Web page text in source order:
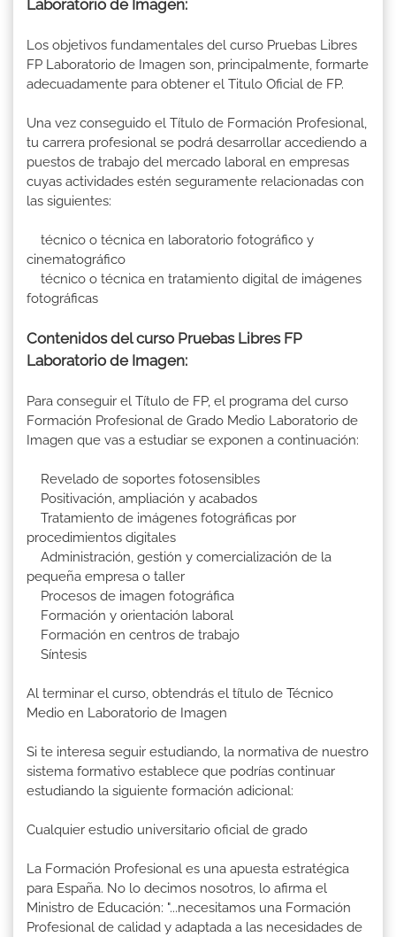
Laboratorio de Imagen:
Los objetivos fundamentales del curso Pruebas Libres
FP Laboratorio de Imagen son, principalmente, formarte
adecuadamente para obtener el Titulo Oficial de FP.
Una vez conseguido el Título de Formación Profesional,
tu carrera profesional se podrá desarrollar accediendo a
puestos de trabajo del mercado laboral en empresas
cuyas actividades estén seguramente relacionadas con
las siguientes:
técnico o técnica en laboratorio fotográfico y
cinematográfico
técnico o técnica en tratamiento digital de imágenes
fotográficas
Contenidos del curso Pruebas Libres FP
Laboratorio de Imagen:
Para conseguir el Título de FP, el programa del curso
Formación Profesional de Grado Medio Laboratorio de
Imagen que vas a estudiar se exponen a continuación:
Revelado de soportes fotosensibles
Positivación, ampliación y acabados
Tratamiento de imágenes fotográficas por
procedimientos digitales
Administración, gestión y comercialización de la
pequeña empresa o taller
Procesos de imagen fotográfica
Formación y orientación laboral
Formación en centros de trabajo
Síntesis
Al terminar el curso, obtendrás el título de Técnico
Medio en Laboratorio de Imagen
Si te interesa seguir estudiando, la normativa de nuestro
sistema formativo establece que podrías continuar
estudiando la siguiente formación adicional:
Cualquier estudio universitario oficial de grado
La Formación Profesional es una apuesta estratégica
para España. No lo decimos nosotros, lo afirma el
Ministro de Educación: "...necesitamos una Formación
Profesional de calidad y adaptada a las necesidades de